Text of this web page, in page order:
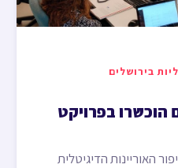
בירושלים
אזרחים הוכשרו בפרויקט
האוריינות הדיגיטלית